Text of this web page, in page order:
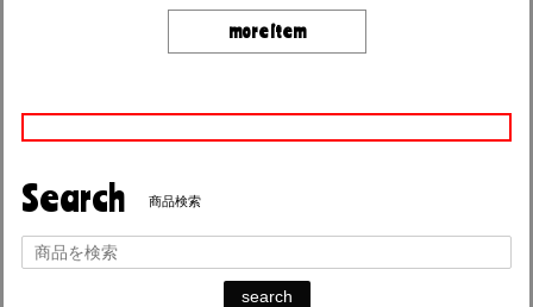
more item
Search 商品検索
search